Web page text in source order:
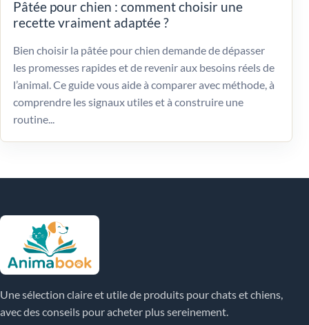
Pâtée pour chien : comment choisir une
recette vraiment adaptée ?
Bien choisir la pâtée pour chien demande de dépasser
les promesses rapides et de revenir aux besoins réels de
l’animal. Ce guide vous aide à comparer avec méthode, à
comprendre les signaux utiles et à construire une
routine...
Une sélection claire et utile de produits pour chats et chiens,
avec des conseils pour acheter plus sereinement.